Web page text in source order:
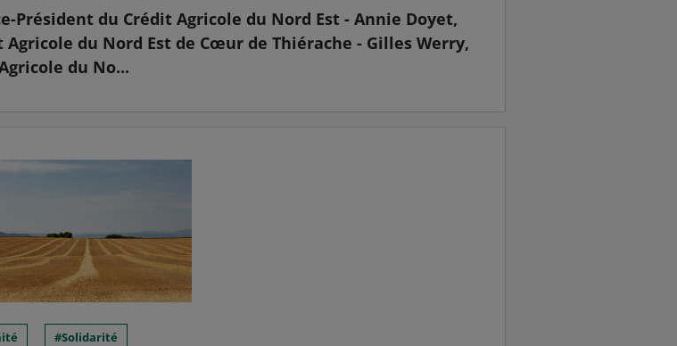
Président du Crédit Agricole du Nord Est - Annie Doyet,
du Nord Est de Cœur de Thiérache - Gilles Werry,
du No...
Solidarité